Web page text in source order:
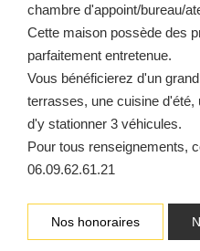
chambre d'appoint/bureau/
Cette maison possède des
parfaitement entretenue.
Vous bénéficierez d'un
terrasses, une cuisine
d'y stationner 3 véhicules.
Pour tous renseignements,
06.09.62.61.21
Nos honoraires